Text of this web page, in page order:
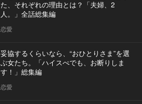
た、それぞれの理由とは？「夫婦、2
人。」全話総集編
恋愛
妥協するくらいなら、“おひとりさま”を選
ぶ女たち。「ハイスぺでも、お断りしま
す！」総集編
恋愛